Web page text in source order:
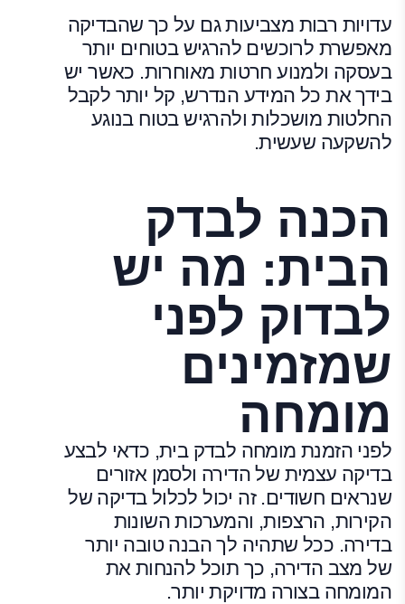
עדויות רבות מצביעות גם על כך שהבדיקה
מאפשרת לרוכשים להרגיש בטוחים יותר
בעסקה ולמנוע חרטות מאוחרות. כאשר יש
בידך את כל המידע הנדרש, קל יותר לקבל
החלטות מושכלות ולהרגיש בטוח בנוגע
להשקעה שעשית.
הכנה לבדק
הבית: מה יש
לבדוק לפני
שמזמינים
מומחה
לפני הזמנת מומחה לבדק בית, כדאי לבצע
בדיקה עצמית של הדירה ולסמן אזורים
שנראים חשודים. זה יכול לכלול בדיקה של
הקירות, הרצפות, והמערכות השונות
בדירה. ככל שתהיה לך הבנה טובה יותר
של מצב הדירה, כך תוכל להנחות את
המומחה בצורה מדויקת יותר.